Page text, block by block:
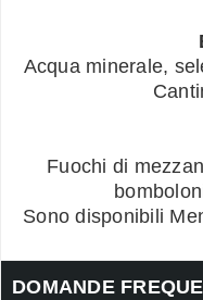
Acqua minerale,
Fuochi di
Sono disponibili
DOMANDE